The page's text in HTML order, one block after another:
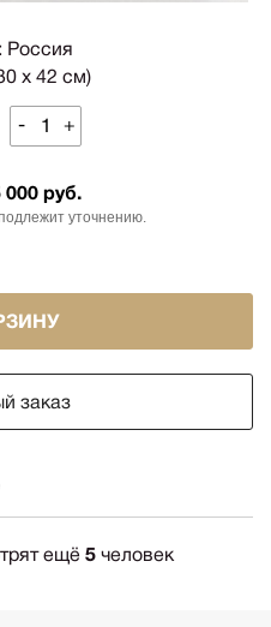
Россия
х 42 см)
- +
000 руб.
уточнению.
заказ
ещё 5 человек